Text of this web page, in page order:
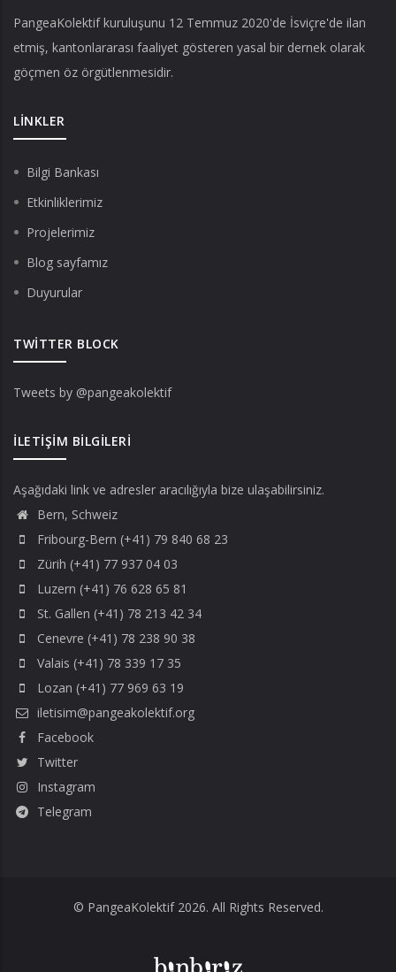
PangeaKolektifkuruluşunu 12 Temmuz 2020'de İsviçre'de ilan
etmiş, kantonlararası faaliyet gösteren yasal bir dernek olarak
göçmen öz örgütlenmesidir.
LINKLER
Bilgi Bankası
Etkinliklerimiz
Projelerimiz
Blog sayfamız
Duyurular
TWITTER BLOCK
Tweets by @pangeakolektif
İLETIŞIM BILGILERI
Aşağıdaki link ve adresler aracılığıyla bize ulaşabilirsiniz.
Bern, Schweiz
Fribourg-Bern (+41) 79 840 68 23
Zürih (+41) 77 937 04 03
Luzern (+41) 76 628 65 81
St. Gallen (+41) 78 213 42 34
Cenevre (+41) 78 238 90 38
Valais (+41) 78 339 17 35
Lozan (+41) 77 969 63 19
iletisim@pangeakolektif.org
Facebook
Twitter
Instagram
Telegram
© PangeaKolektif 2026. All Rights Reserved.